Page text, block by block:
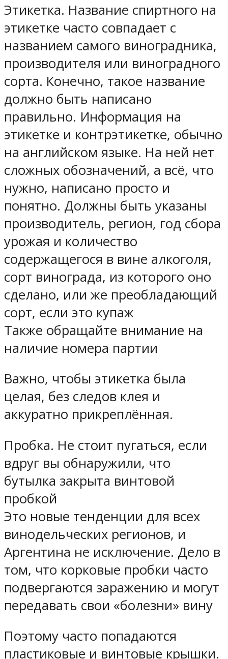
Этикетка. Название спиртного на
этикетке часто совпадает с
названием самого виноградника,
производителя или виноградного
сорта. Конечно, такое название
должно быть написано
правильно. Информация на
этикетке и контрэтикетке, обычно
на английском языке. На ней нет
сложных обозначений, а всё, что
нужно, написано просто и
понятно. Должны быть указаны
производитель, регион, год сбора
урожая и количество
содержащегося в вине алкоголя,
сорт винограда, из которого оно
сделано, или же преобладающий
сорт, если это купаж
Также обращайте внимание на
наличие номера партии
Важно, чтобы этикетка была
целая, без следов клея и
аккуратно прикреплённая.
Пробка. Не стоит пугаться, если
вдруг вы обнаружили, что
бутылка закрыта винтовой
пробкой
Это новые тенденции для всех
винодельческих регионов, и
Аргентина не исключение. Дело в
том, что корковые пробки часто
подвергаются заражению и могут
передавать свои «болезни» вину
Поэтому часто попадаются
пластиковые и винтовые крышки.